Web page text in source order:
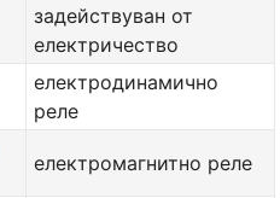
задействуван от
електричество
електродинамично
реле
електромагнитно реле